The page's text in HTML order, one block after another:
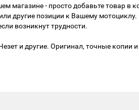
магазине - просто добавьте товар
другие позиции к Вашему
возникнут трудности.
и другие. Оригинал, точные копии